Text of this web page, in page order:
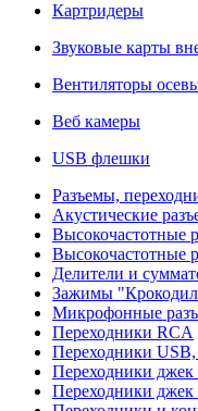
Картридеры
Звуковые карты
Вентиляторы
Веб камеры
USB флешки
Разъемы,
Акустические
Высокочастотные
Высокочастотные
Делители и
Зажимы
Микрофонные
Переходники RCA
Переходники
Переходники джек
Переходники джек